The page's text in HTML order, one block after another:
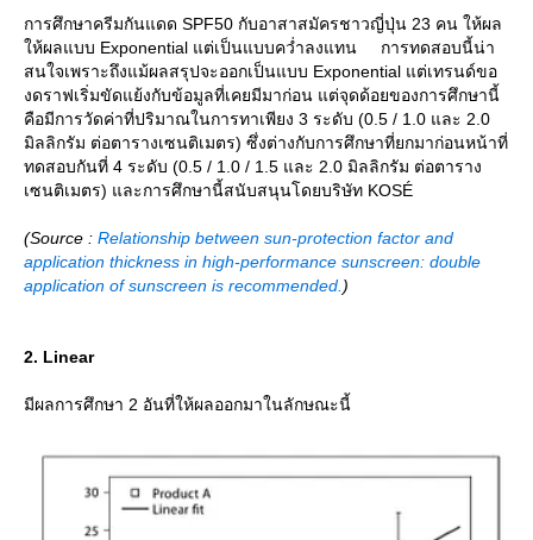
การศึกษาครีมกันแดด SPF50 กับอาสาสมัครชาวญี่ปุ่น 23 คน ให้ผล
ห้ผลแบบ Exponential แต่เป็นแบบคว่ำลงแทน การทดสอบนี้น่า
สนใจเพราะถึงแม้ผลสรุปจะออกเป็นแบบ Exponential แต่เทรนด์ขอ
งดราฟเริ่มขัดแย้งกับข้อมูลที่เคยมีมาก่อน แต่จุดด้อยของการศึกษานี้
คือมีการวัดค่าที่ปริมาณในการทาเพียง 3 ระดับ (0.5 / 1.0 และ 2.0
มิลลิกรัม ต่อตารางเซนติเมตร) ซึ่งต่างกับการศึกษาที่ยกมาก่อนหน้าที่
ทดสอบกันที่ 4 ระดับ (0.5 / 1.0 / 1.5 และ 2.0 มิลลิกรัม ต่อตาราง
เซนติเมตร) และการศึกษานี้สนับสนุนโดยบริษัท KOSÉ
(Source : Relationship between sun-protection factor and
application thickness in high-performance sunscreen: double
application of sunscreen is recommended. )
2. Linear
มีผลการศึกษา 2 อันที่ให้ผลออกมาในลักษณะนี้